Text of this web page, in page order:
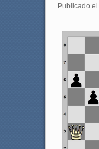
Publicado el